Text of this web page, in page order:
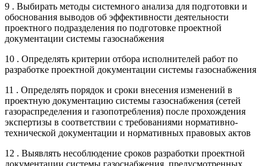
9 . Выбирать методы системного анализа для подготовки и
обоснования выводов об эффективности деятельности
проектного подразделения по подготовке проектной
документации системы газоснабжения
10 . Определять критерии отбора исполнителей работ по
разработке проектной документации системы газоснабжения
11 . Определять порядок и сроки внесения изменений в
проектную документацию системы газоснабжения (сетей
газораспределения и газопотребления) после прохождения
экспертизы в соответствии с требованиями нормативно-
технической документации и нормативных правовых актов
12 . Выявлять несоблюдение сроков разработки проектной
документации системы газоснабжения, предусмотренных